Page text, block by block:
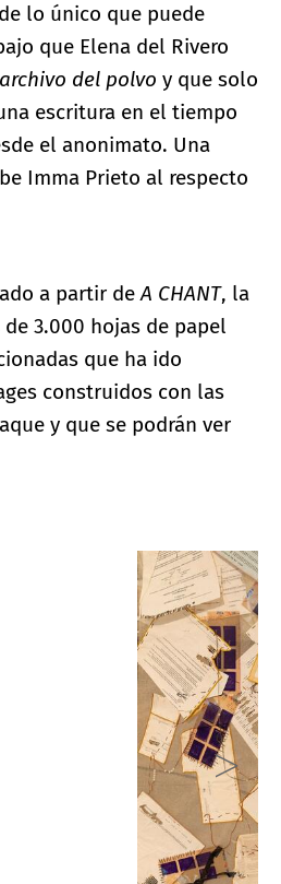
lo único que puede
que Elena del Rivero
del polvo y que solo
escritura en el tiempo
el anonimato. Una
Imma Prieto al respecto
a partir deA CHANT, la
3.000 hojas de papel
que ha ido
construidos con las
y que se podrán ver